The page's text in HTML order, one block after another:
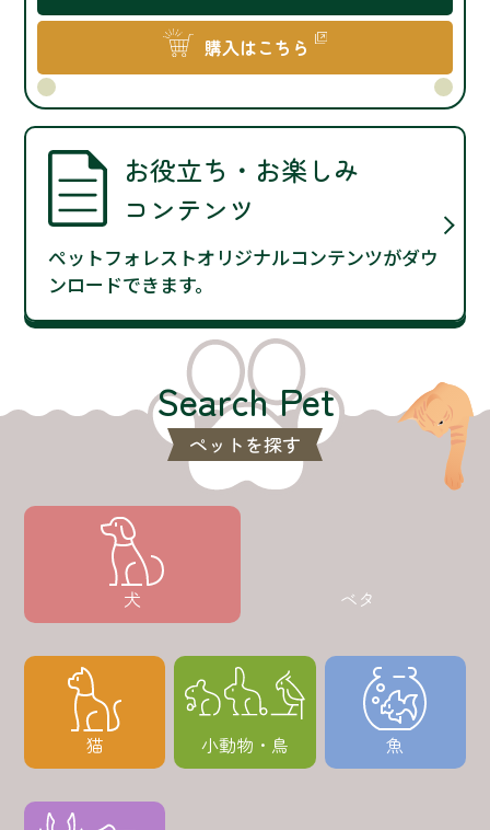
購入はこちら
お役立ち・お楽しみ
コンテンツ
ペットフォレストオリジナルコンテンツがダウ
ンロードできます。
Search Pet
ペットを探す
犬 ベタ
猫 小動物・鳥 魚